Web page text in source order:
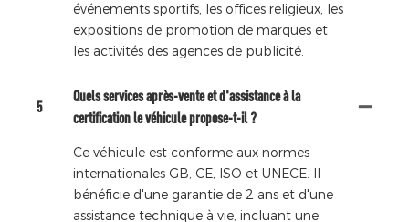
événements sportifs, les offices religieux, les
expositions de promotion de marques et
les activités des agences de publicité.
5
Quels services après-vente et d'assistance à la
certification le véhicule propose-t-il ?
Ce véhicule est conforme aux normes
internationales GB, CE, ISO et UNECE. Il
bénéficie d'une garantie de 2 ans et d'une
assistance technique à vie, incluant une